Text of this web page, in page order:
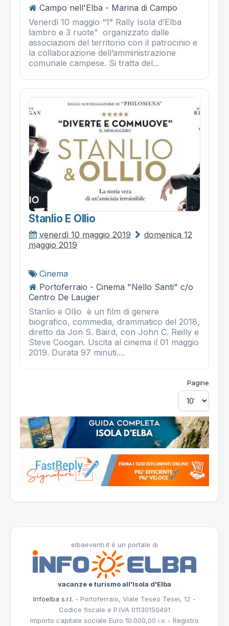
Campo nell'Elba - Marina di Campo
Venerdì 10 maggio “1° Rally Isola d’Elba
lambro e 3 ruote” organizzato dalle
associazioni del territorio con il patrocinio e
la collaborazione dell’amministrazione
comunale campese. Si tratta del...
Stanlio E Ollio
venerdì 10 maggio 2019
domenica 12
maggio 2019
Cinema
Portoferraio - Cinema "Nello Santi" c/o
Centro De Laugier
Stanlio e Ollio è un film di genere
biografico, commedia, drammatico del 2018,
diretto da Jon S. Baird, con John C. Reilly e
Steve Coogan. Uscita al cinema il 01 maggio
2019. Durata 97 minuti....
Pagine
elbaeventi.it è un portale di
vacanze e turismo all'Isola d'Elba
Infoelba s.r.l. - Portoferraio, Viale Teseo Tesei, 12 -
Codice fiscale e P.IVA 01130150491
Importo capitale sociale Euro 10.000,00 i.v. - Registro